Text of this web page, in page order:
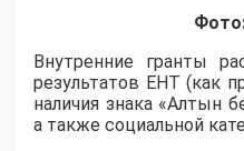
Внутренние гранты
результатов ЕНТ (как
наличия знака «Алтын
а также социальной